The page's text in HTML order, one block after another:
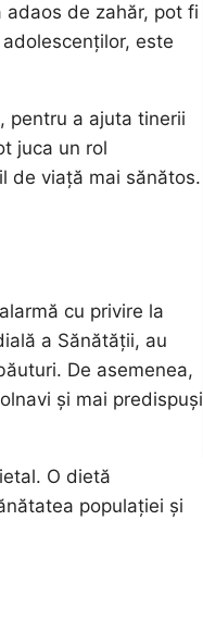
adaos de zahăr, pot fi
este
pentru a ajuta tinerii
juca un rol
de viață mai sănătos.
cu privire la
a Sănătății, au
De asemenea,
și mai predispuși
O dietă
populației și